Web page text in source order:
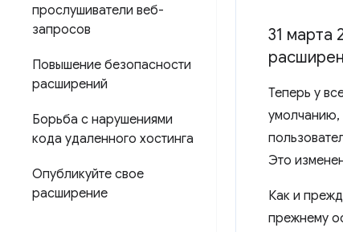
прослушиватели веб-
запросов
Повышение безопасности
расширений
Борьба с нарушениями
кода удаленного хостинга
Опубликуйте свое
расширение
31 марта
Теперь у
умолчанию,
Это
Как и
прежнему